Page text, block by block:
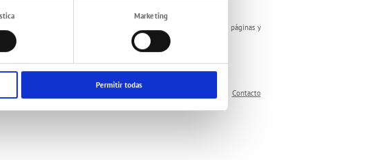
Marketing
Permitir todas
mediante este escrito que no nos hacemos responsables de estas páginas y
Contacto